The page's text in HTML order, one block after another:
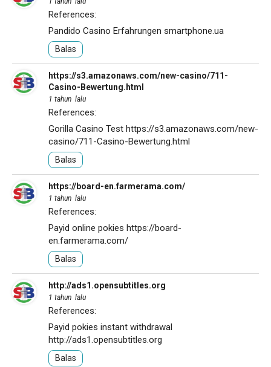
References:
Pandido Casino Erfahrungen smartphone.ua
Balas
https://s3.amazonaws.com/new-casino/711-
Casino-Bewertung.html
1 tahun lalu
References:
Gorilla Casino Test https://s3.amazonaws.com/new-
casino/711-Casino-Bewertung.html
Balas
https://board-en.farmerama.com/
1 tahun lalu
References:
Payid online pokies https://board-
en.farmerama.com/
Balas
http://ads1.opensubtitles.org
1 tahun lalu
References:
Payid pokies instant withdrawal
http://ads1.opensubtitles.org
Balas